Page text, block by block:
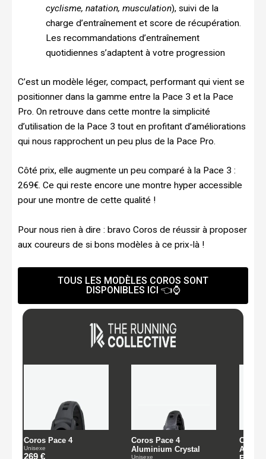
cyclisme, natation, musculation), suivi de la
charge d’entraînement et score de récupération.
Les recommandations d’entraînement
quotidiennes s’adaptent à votre progression
C’est un modèle léger, compact, performant qui vient se
positionner dans la gamme entre la Pace 3 et la Pace
Pro. On retrouve dans cette montre la simplicité
d’utilisation de la Pace 3 tout en profitant d’améliorations
qui nous rapprochent un peu plus de la Pace Pro.
Côté prix, elle augmente un peu comparé à la Pace 3 :
269€. Ce qui reste encore une montre hyper accessible
pour une montre de cette qualité !
Pour nous rien à dire : bravo Coros de réussir à proposer
aux coureurs de si bons modèles à ce prix-là !
TOUS LES MODÈLES COROS SONT
DISPONIBLES ICI 👈⌚️